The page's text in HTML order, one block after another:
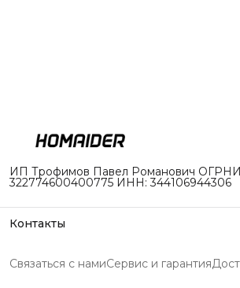
ИП Трофимов Павел Романович ОГРНИП:
322774600400775 ИНН: 344106944306
Контакты
Режим работы
Связаться с намиСервис и гарантия